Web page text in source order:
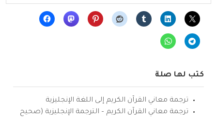
كتب لها صلة
ترجمة معاني القرآن الكريم إلى اللغة الإنجليزية
ترجمة معاني القرآن الكريم – الترجمة الإنجليزية (صحيح